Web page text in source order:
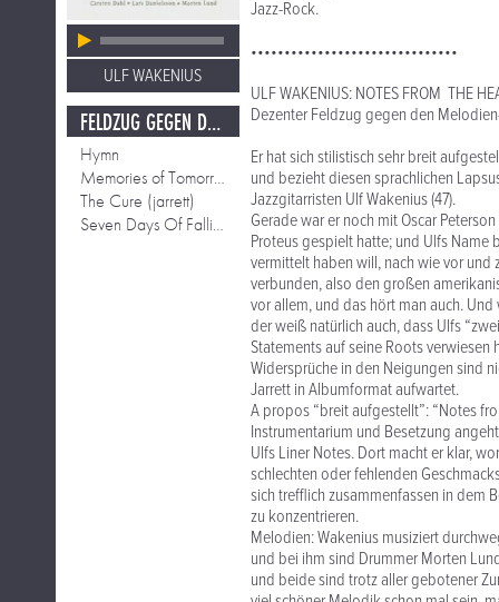
ULF WAKENIUS
FELDZUG GEGEN DEN MELODIEN-MORD
Hymn
Memories of Tomorrow (jarrett)
The Cure (jarrett)
Seven Days Of Falling ( E.S.T.)
Jazz-Rock.
•••••••••••••••••••••••••••••••
ULF WAKENIUS: NOTES FROM THE
Dezenter Feldzug gegen den
Er hat sich stilistisch sehr breit
und bezieht diesen sprachlichen
Jazzgitarristen Ulf Wakenius (47).
Gerade war er noch mit Oscar
Proteus gespielt hatte; und Ulfs
vermittelt haben will, nach wie vor
verbunden, also den großen
vor allem, und das hört man auch.
der weiß natürlich auch, dass Ulfs
Statements auf seine Roots verwiesen
Widersprüche in den Neigungen sind
Jarrett in Albumformat aufwartet.
A propos “breit aufgestellt”: “Notes
Instrumentarium und Besetzung
Ulfs Liner Notes. Dort macht er klar,
schlechten oder fehlenden
sich trefflich zusammenfassen in dem
zu konzentrieren.
Melodien: Wakenius musiziert
und bei ihm sind Drummer Morten
und beide sind trotz aller gebotener